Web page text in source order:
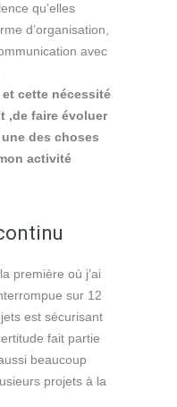
qu’elles
d’organisation,
avec
cette nécessité
,de faire évoluer
des choses
activité
première où j’ai
sur 12
est sécurisant
fait partie
beaucoup
projets à la